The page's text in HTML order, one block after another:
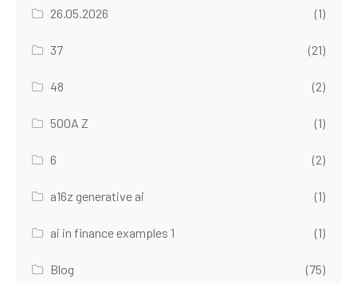
26.05.2026 (1)
37 (21)
48 (2)
500A Z (1)
6 (2)
a16z generative ai (1)
ai in finance examples 1 (1)
Blog (75)